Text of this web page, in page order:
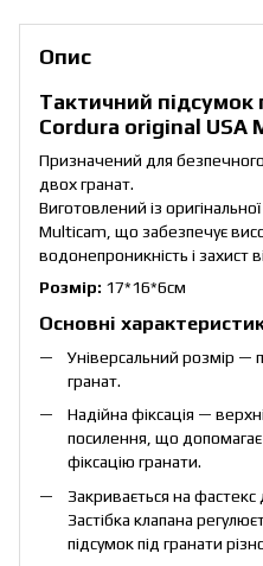
Опис
Тактичний підсумок
Cordura original USA
Призначений для
двох гранат.
Виготовлений із
Multicam, що забезпечує
водонепроникність і
Розмір: 17*16*6см
Основні
Універсальний розмір —
гранат.
Надійна фіксація —
посилення, що
фіксацію гранати.
Закривається на
Застібка клапана
підсумок під гранати